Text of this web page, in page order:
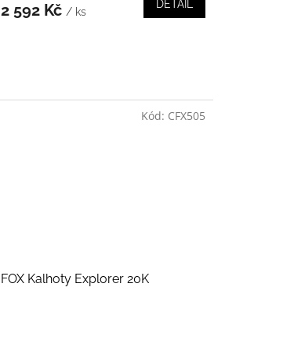
2 592 Kč / ks
DETAIL
FOX Kalhoty Explorer 20K
Kód: CFX505